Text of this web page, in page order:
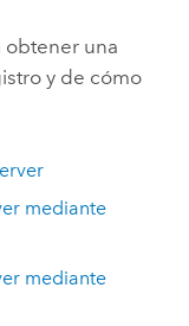
obtener una
y de cómo
mediante
mediante